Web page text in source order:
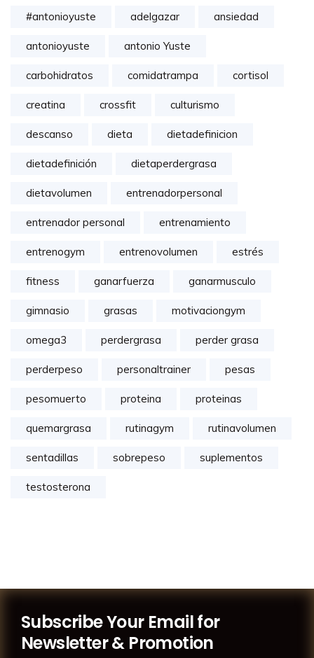
#antonioyuste adelgazar ansiedad
antonioyuste antonio Yuste
carbohidratos comidatrampa cortisol
creatina crossfit culturismo
descanso dieta dietadefinicion
dietadefinición dietaperdergrasa
dietavolumen entrenadorpersonal
entrenador personal entrenamiento
entrenogym entrenovolumen estrés
fitness ganarfuerza ganarmusculo
gimnasio grasas motivaciongym
omega3 perdergrasa perder grasa
perderpeso personaltrainer pesas
pesomuerto proteina proteinas
quemargrasa rutinagym rutinavolumen
sentadillas sobrepeso suplementos
testosterona
Subscribe Your Email for
Newsletter & Promotion